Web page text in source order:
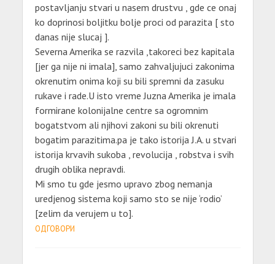
postavljanju stvari u nasem drustvu , gde ce onaj
ko doprinosi boljitku bolje proci od parazita [ sto
danas nije slucaj ].
Severna Amerika se razvila ,takoreci bez kapitala
[jer ga nije ni imala], samo zahvaljujuci zakonima
okrenutim onima koji su bili spremni da zasuku
rukave i rade.U isto vreme Juzna Amerika je imala
formirane kolonijalne centre sa ogromnim
bogatstvom ali njihovi zakoni su bili okrenuti
bogatim parazitima.pa je tako istorija J.A. u stvari
istorija krvavih sukoba , revolucija , robstva i svih
drugih oblika nepravdi.
Mi smo tu gde jesmo upravo zbog nemanja
uredjenog sistema koji samo sto se nije ‘rodio’
[zelim da verujem u to].
ОДГОВОРИ